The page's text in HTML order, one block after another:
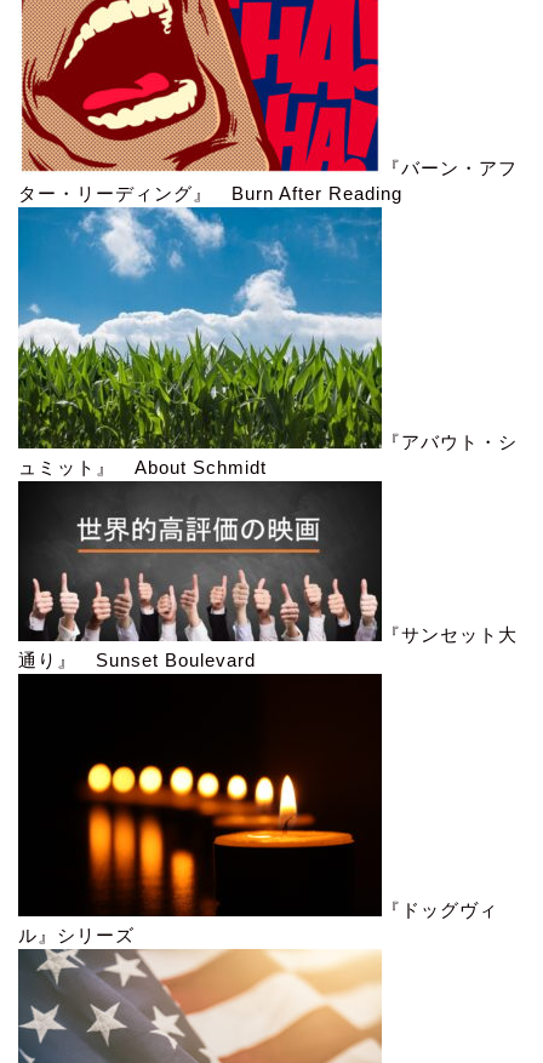
『バーン・アフ
ター・リーディング』 Burn After Reading
『アバウト・シ
ュミット』 About Schmidt
『サンセット大
通り』 Sunset Boulevard
『ドッグヴィ
ル』シリーズ